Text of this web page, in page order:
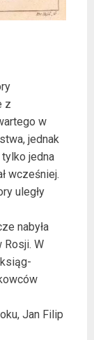
z
w
jednak
tylko jedna
wcześniej.
uległy
nabyła
Rosji. W
Jan Filip